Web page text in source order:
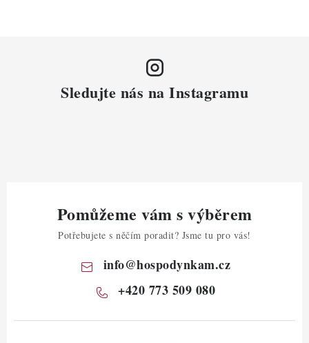
Sledujte nás na Instagramu
Pomůžeme vám s výběrem
Potřebujete s něčím poradit? Jsme tu pro vás!
info@hospodynkam.cz
+420 773 509 080